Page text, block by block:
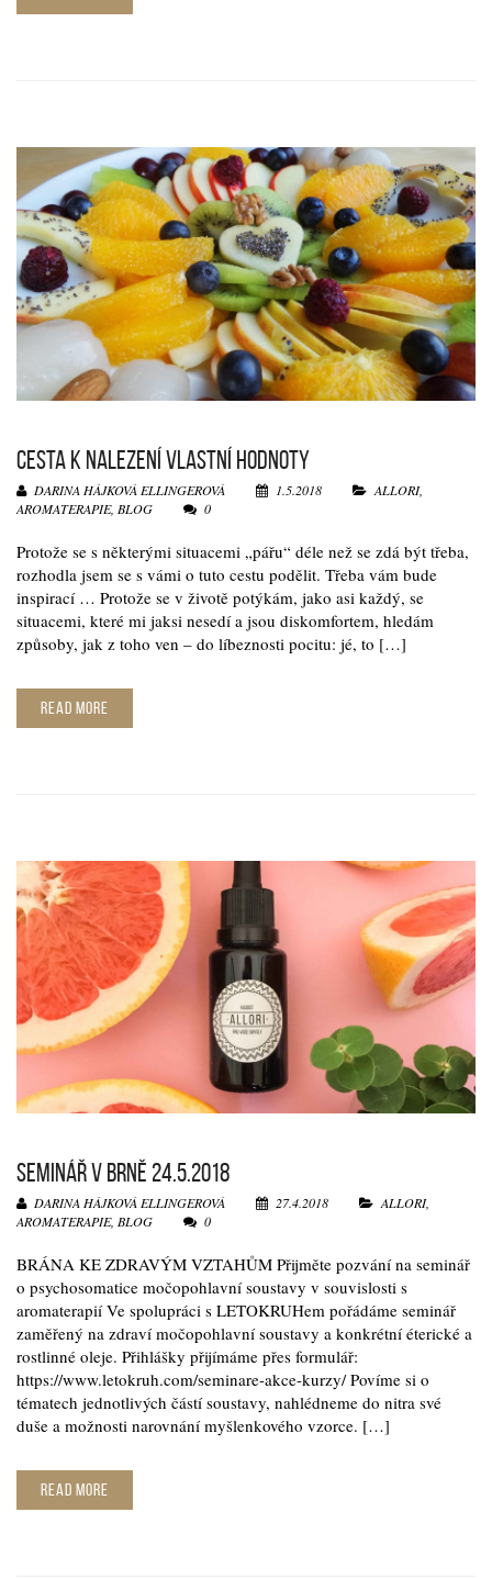
CESTA K NALEZENÍ VLASTNÍ HODNOTY
DARINA HÁJKOVÁ ELLINGEROVÁ 1.5.2018 ALLORI,
AROMATERAPIE, BLOG 0
Protože se s některými situacemi „pářu“ déle než se zdá být třeba,
rozhodla jsem se s vámi o tuto cestu podělit. Třeba vám bude
inspirací … Protože se v životě potýkám, jako asi každý, se
situacemi, které mi jaksi nesedí a jsou diskomfortem, hledám
způsoby, jak z toho ven – do líbeznosti pocitu: jé, to […]
READ MORE
SEMINÁŘ V BRNĚ 24.5.2018
DARINA HÁJKOVÁ ELLINGEROVÁ 27.4.2018 ALLORI,
AROMATERAPIE, BLOG 0
BRÁNA KE ZDRAVÝM VZTAHŮM Přijměte pozvání na seminář
o psychosomatice močopohlavní soustavy v souvislosti s
aromaterapií Ve spolupráci s LETOKRUHem pořádáme seminář
zaměřený na zdraví močopohlavní soustavy a konkrétní éterické a
rostlinné oleje. Přihlášky přijímáme přes formulář:
https://www.letokruh.com/seminare-akce-kurzy/ Povíme si o
tématech jednotlivých částí soustavy, nahlédneme do nitra své
duše a možnosti narovnání myšlenkového vzorce. […]
READ MORE